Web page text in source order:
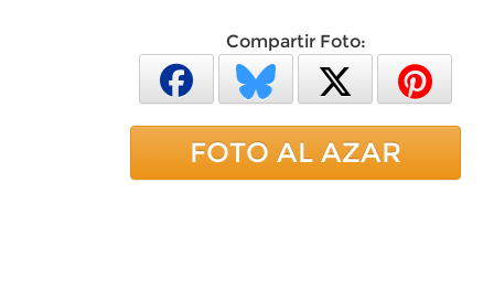
Compartir Foto:
FOTO AL AZAR